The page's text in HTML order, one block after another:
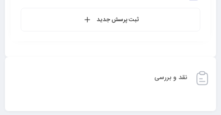
ثبت پرسش جدید
نقد و بررسی